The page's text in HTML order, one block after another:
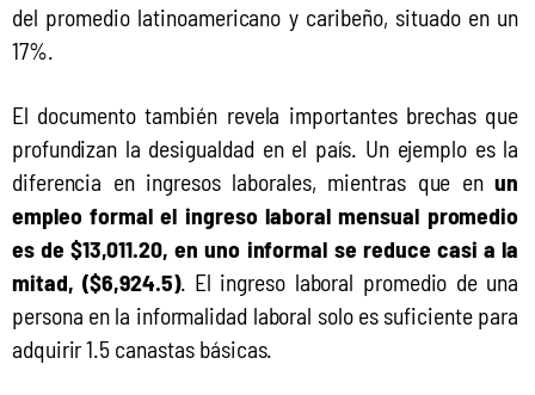
del promedio latinoamericano y caribeño, situado en un
17%.
El documento también revela importantes brechas que
profundizan la desigualdad en el país. Un ejemplo es la
diferencia en ingresos laborales, mientras que en un
empleo formal el ingreso laboral mensual promedio
es de $13,011.20, en uno informal se reduce casi a la
mitad, ($6,924.5). El ingreso laboral promedio de una
persona en la informalidad laboral solo es suficiente para
adquirir 1.5 canastas básicas.